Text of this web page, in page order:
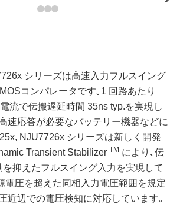
シリーズは高速入力フルスイング
コンパレータです｡1 回路あたり
流で伝搬遅延時間 35ns typ.を実現し
速応答が必要なバッテリー機器などに
NJU7726x シリーズは新しく開発
Transient Stabilizer TM により､伝
抑えたフルスイング入力を実現して
電圧を超えた同相入力電圧範囲を規定
近辺での電圧検知に対応しています｡